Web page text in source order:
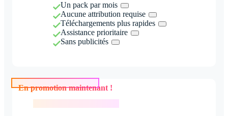
Un pack par mois
Aucune attribution requise
Téléchargements plus rapides
Assistance prioritaire
Sans publicités
En promotion maintenant !